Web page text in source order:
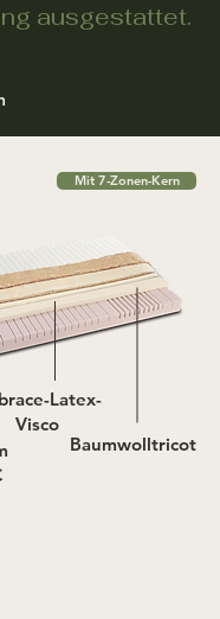
ausgestattet.
& STABILITY
Mit 7-Zonen-Kern
Latex-
Visco
Baumwolltricot